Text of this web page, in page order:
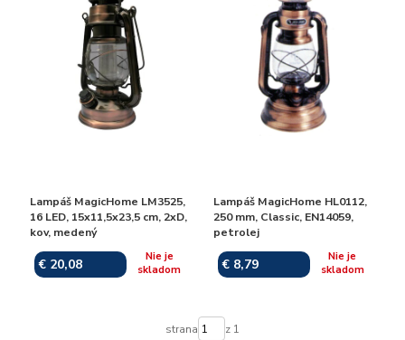
Lampáš MagicHome LM3525,
16 LED, 15x11,5x23,5 cm, 2xD,
kov, medený
€ 20,08
Nie je
skladom
Lampáš MagicHome HL0112,
250 mm, Classic, EN14059,
petrolej
€ 8,79
Nie je
skladom
strana z 1